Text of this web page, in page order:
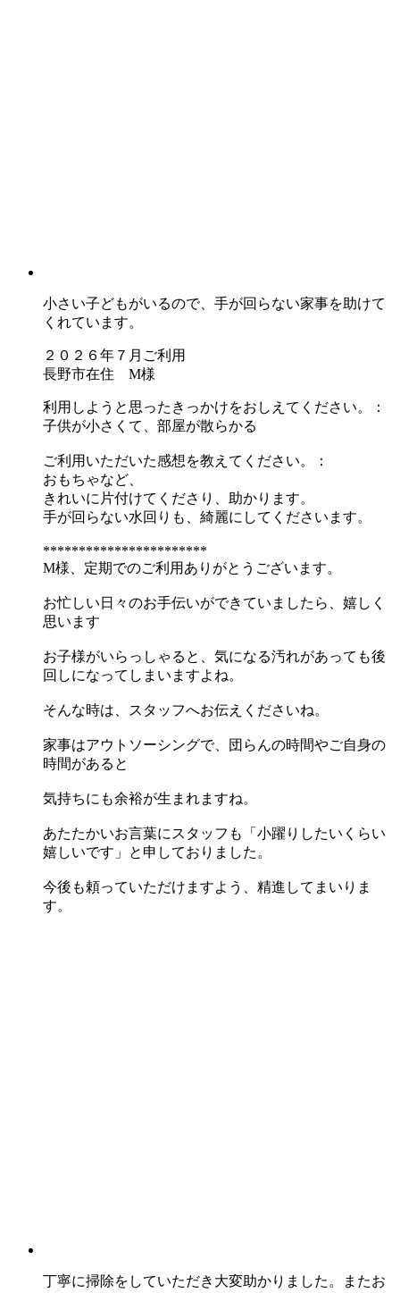
小さい子どもがいるので、手が回らない家事を助けて
くれています。
２０２６年７月ご利用
長野市在住 M様
利用しようと思ったきっかけをおしえてください。：
子供が小さくて、部屋が散らかる
ご利用いただいた感想を教えてください。：
おもちゃなど、
きれいに片付けてくださり、助かります。
手が回らない水回りも、綺麗にしてくださいます。
***********************
M様、定期でのご利用ありがとうございます。
お忙しい日々のお手伝いができていましたら、嬉しく
思います
お子様がいらっしゃると、気になる汚れがあっても後
回しになってしまいますよね。
そんな時は、スタッフへお伝えくださいね。
家事はアウトソーシングで、団らんの時間やご自身の
時間があると
気持ちにも余裕が生まれますね。
あたたかいお言葉にスタッフも「小躍りしたいくらい
嬉しいです」と申しておりました。
今後も頼っていただけますよう、精進してまいりま
す。
丁寧に掃除をしていただき大変助かりました。またお